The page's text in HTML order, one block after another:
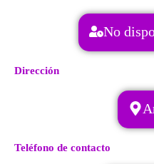
No
Dirección
Teléfono de contacto